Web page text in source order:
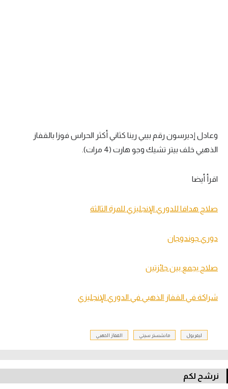
وعادل إديرسون رقم بيبي رينا كثاني أكثر الحراس فوزا بالقفاز
الذهبي خلف بيتر تشيك وجو هارت (4 مرات).
اقرأ أيضا
صلاح هدافا للدوري الإنجليزي للمرة الثالثة
دوري جوندوجان
صلاح يجمع بين جائزتين
شراكة في القفاز الذهبي في الدوري الإنجليزي
ليفربول مانشستر سيتي القفاز الذهبي
نرشح لكم